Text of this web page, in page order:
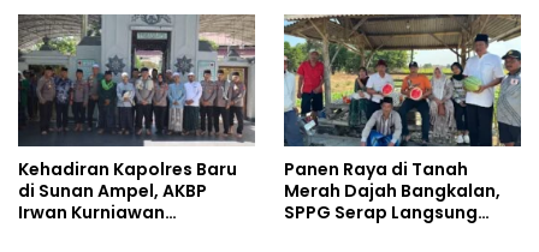
Kehadiran Kapolres Baru
di Sunan Ampel, AKBP
Irwan Kurniawan
Panen Raya di Tanah
Merah Dajah Bangkalan,
SPPG Serap Langsung